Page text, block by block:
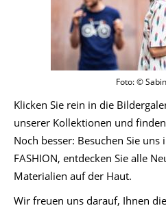
Foto: ©
Klicken Sie rein in die
unserer Kollektionen und
Noch besser: Besuchen Sie uns
FASHION, entdecken Sie alle
Materialien auf der Haut.
Wir freuen uns darauf, Ihnen